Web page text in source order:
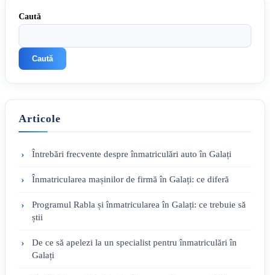
Caută
Caută
Articole
Întrebări frecvente despre înmatriculări auto în Galați
Înmatricularea mașinilor de firmă în Galați: ce diferă
Programul Rabla și înmatricularea în Galați: ce trebuie să
știi
De ce să apelezi la un specialist pentru înmatriculări în
Galați